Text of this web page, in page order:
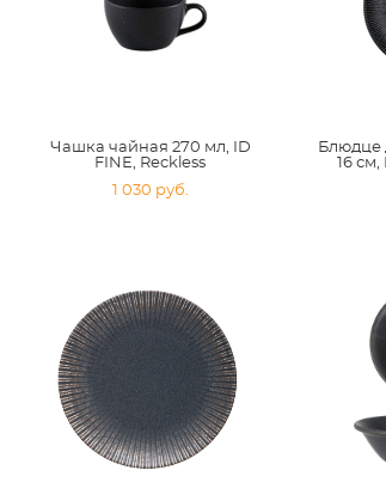
Чашка чайная 270 мл, ID
FINE, Reckless
1 030 pуб.
Блюдце
16 см,